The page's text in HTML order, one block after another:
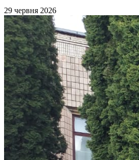
29 червня 2026